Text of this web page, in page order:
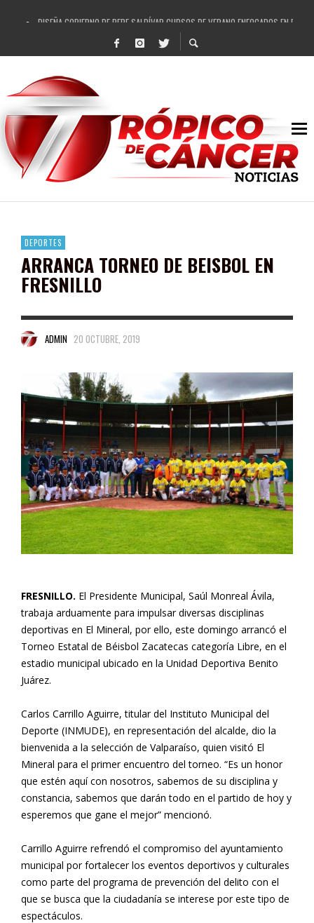
DISEÑA GOBIERNO DE PEPE SALDÍVAR CURSOS DE VERANO ENFOCADOS EN
REFRENDAN LOS 28 DELEGADOS Y 14 COMISARIADOS DE GUADALUPE APOYO A
FORTALECE GOBIERNO DE PEPE SALDÍVAR LA EDUCACIÓN EN LA ZACATECANA
GOBIERNO DE PEPE SALDÍVAR Y GRUPO FEMSA GENERAN MÁS DE 3 MIL EMPLEOS
CUARTA FERIA EXPO AGROPECUARIA TRAJO BENEFICIO DIRECTO A GUADALUPE:
RECONOCE PEPE SALDÍVAR A ARTISTA ZACATECANA VICTORIA HERNÁNDEZ
EGRESA GOBIERNO DE PEPE SALDÍVAR A 500 NUEVAS EMPRESARIAS
SON MUJERES GUADALUPENSES PRINCIPALES BENEFICIADAS DEL PROGRAMA
DEPORTES
ARRANCA TORNEO DE BEISBOL EN
FRESNILLO
ADMIN 20 OCTUBRE, 2019
FRESNILLO. El Presidente Municipal, Saúl Monreal Ávila,
trabaja arduamente para impulsar diversas disciplinas
deportivas en El Mineral, por ello, este domingo arrancó el
Torneo Estatal de Béisbol Zacatecas categoría Libre, en el
estadio municipal ubicado en la Unidad Deportiva Benito
Juárez.
Carlos Carrillo Aguirre, titular del Instituto Municipal del
Deporte (INMUDE), en representación del alcalde, dio la
bienvenida a la selección de Valparaíso, quien visitó El
Mineral para el primer encuentro del torneo. “Es un honor
que estén aquí con nosotros, sabemos de su disciplina y
constancia, sabemos que darán todo en el partido de hoy y
esperemos que gane el mejor” mencionó.
Carrillo Aguirre refrendó el compromiso del ayuntamiento
municipal por fortalecer los eventos deportivos y culturales
como parte del programa de prevención del delito con el
que se busca que la ciudadanía se interese por este tipo de
espectáculos.